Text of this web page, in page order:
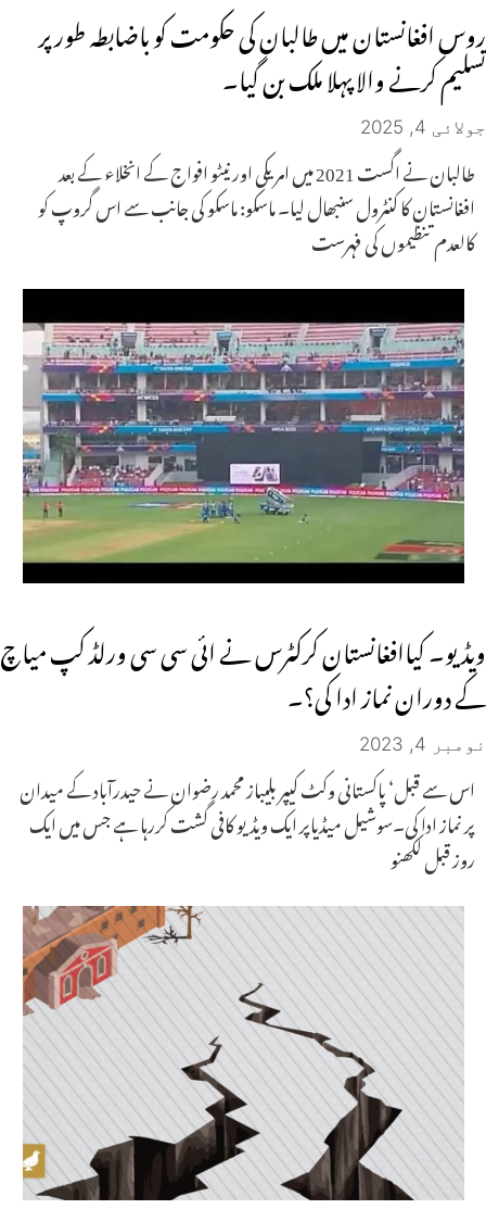
روس افغانستان میں طالبان کی حکومت کو باضابطہ طور پر
تسلیم کرنے والا پہلا ملک بن گیا۔
جولائی 4, 2025
طالبان نے اگست 2021 میں امریکی اور نیٹو افواج کے انخلاء کے بعد
افغانستان کا کنٹرول سنبھال لیا۔ ماسکو: ماسکو کی جانب سے اس گروپ کو
کالعدم تنظیموں کی فہرست
ویڈیو۔ کیاافغانستان کرکٹرس نے ائی سی سی ورلڈ کپ میاچ
کے دوران نماز ادا کی؟۔
نومبر 4, 2023
اس سے قبل‘ پاکستانی وکٹ کیپر بلیباز محمد رضوان نے حیدرآباد کے میدان
پر نماز ادا کی۔سوشیل میڈیاپر ایک ویڈیو کافی گشت کررہا ہے جس میں ایک
روز قبل لکھنو